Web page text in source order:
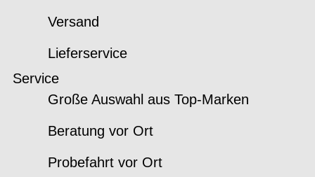
Versand
Lieferservice
Service
Große Auswahl aus Top-Marken
Beratung vor Ort
Probefahrt vor Ort